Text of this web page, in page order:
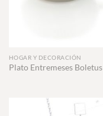
HOGAR Y DECORACIÓN
Plato Entremeses Boletus